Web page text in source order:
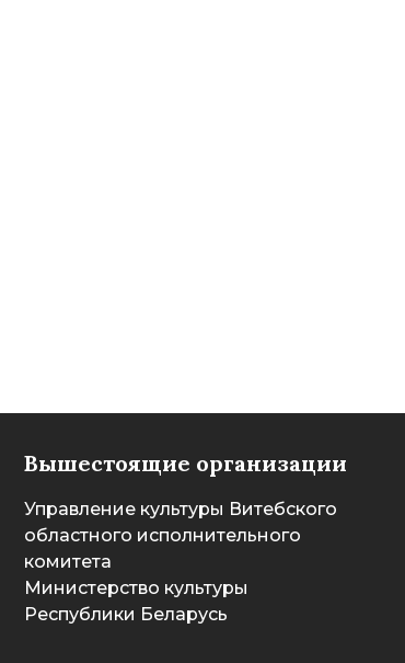
Вышестоящие организации
Управление культуры Витебского
областного исполнительного
комитета
Министерство культуры
Республики Беларусь